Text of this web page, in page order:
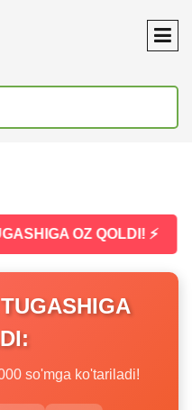
OZ QOLDI! ⚡
so'mga ko'tariladi!